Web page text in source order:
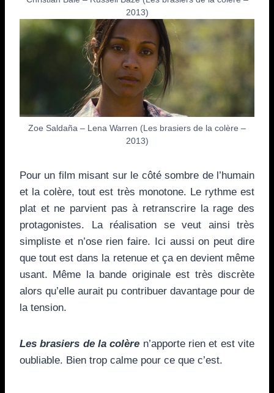
2013)
Zoe Saldaña – Lena Warren (Les brasiers de la colère –
2013)
Pour un film misant sur le côté sombre de l’humain
et la colère, tout est très monotone. Le rythme est
plat et ne parvient pas à retranscrire la rage des
protagonistes. La réalisation se veut ainsi très
simpliste et n’ose rien faire. Ici aussi on peut dire
que tout est dans la retenue et ça en devient même
usant. Même la bande originale est très discrète
alors qu’elle aurait pu contribuer davantage pour de
la tension.
Les brasiers de la colère n’apporte rien et est vite
oubliable. Bien trop calme pour ce que c’est.